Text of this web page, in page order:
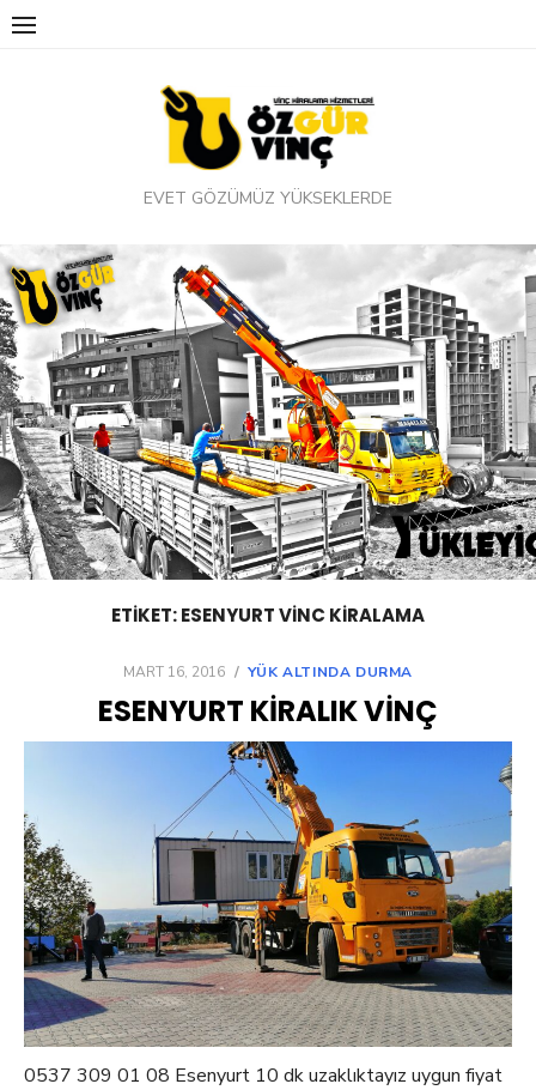
Skip
EVET GÖZÜMÜZ YÜKSEKLERDE
ETIKET:ESENYURT VINC KIRALAMA
POSTED
MART 16, 2016 YÜK ALTINDA DURMA
ESENYURT KIRALIK VINÇ
0537 309 01 08 Esenyurt 10 dk uzaklıktayız uygun fiyat